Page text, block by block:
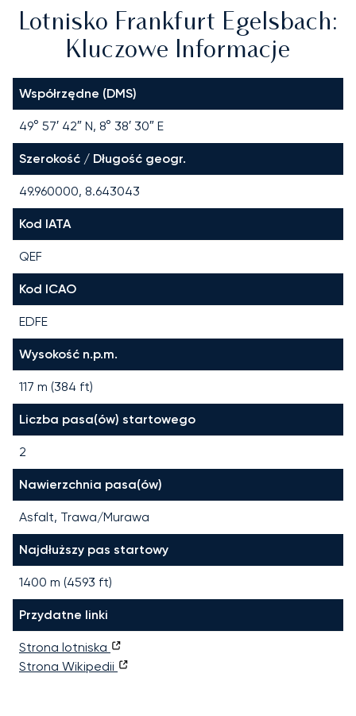
Lotnisko Frankfurt Egelsbach:
Kluczowe Informacje
Współrzędne (DMS)
49° 57′ 42″ N, 8° 38′ 30″ E
Szerokość / Długość geogr.
49.960000, 8.643043
Kod IATA
QEF
Kod ICAO
EDFE
Wysokość n.p.m.
117 m (384 ft)
Liczba pasa(ów) startowego
2
Nawierzchnia pasa(ów)
Asfalt, Trawa/Murawa
Najdłuższy pas startowy
1400 m (4593 ft)
Przydatne linki
Strona lotniska
Strona Wikipedii